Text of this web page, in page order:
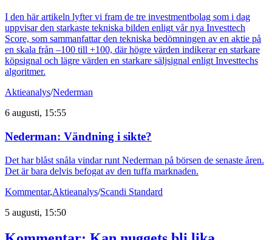
I den här artikeln lyfter vi fram de tre investmentbolag som i dag
uppvisar den starkaste tekniska bilden enligt vår nya Investtech
Score, som sammanfattar den tekniska bedömningen av en aktie på
en skala från –100 till +100, där högre värden indikerar en starkare
köpsignal och lägre värden en starkare säljsignal enligt Investtechs
algoritmer.
Aktieanalys/Nederman
6 augusti, 15:55
Nederman: Vändning i sikte?
Det har blåst snåla vindar runt Nederman på börsen de senaste åren.
Det är bara delvis befogat av den tuffa marknaden.
Kommentar,Aktieanalys/Scandi Standard
5 augusti, 15:50